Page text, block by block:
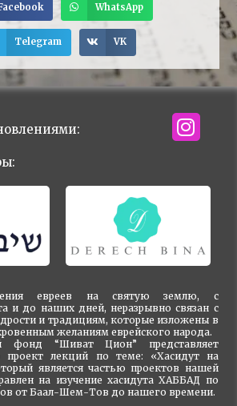
WhatsApp
Telegram VK
евреев на святую землю, с
и до наших дней, неразрывно связан с
и традициям, которые изложены в
желаниям еврейского народа.
фонд “Шиват Цион” представляет
лекций по теме: «Хасидут на
является частью проектов нашей
на изучение хасидута ХАББАД по
от Баал-Шем-Тов до нашего времени.